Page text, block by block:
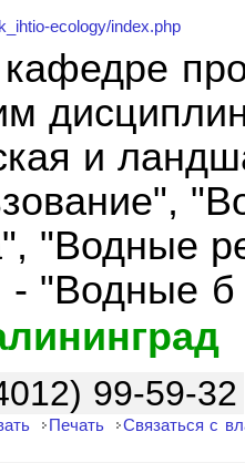
ecology/index.php
и
"Водные
- "Водные
99-59-32
Печать Связаться с